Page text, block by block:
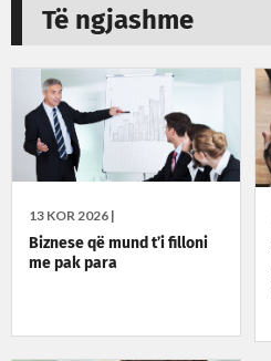
Të ngjashme
13 KOR 2026 |
Biznese që mund t’i filloni
me pak para